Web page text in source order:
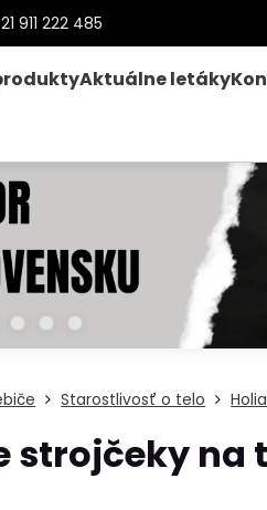
911 222 485
Aktuálne letáky
Starostlivosť o telo
strojčeky na